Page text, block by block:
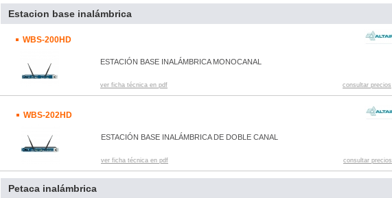
Estacion base inalámbrica
WBS-200HD
ESTACIÓN BASE INALÁMBRICA MONOCANAL
ver ficha técnica en pdf consultar precios
WBS-202HD
ESTACIÓN BASE INALÁMBRICA DE DOBLE CANAL
ver ficha técnica en pdf consultar precios
Petaca inalámbrica